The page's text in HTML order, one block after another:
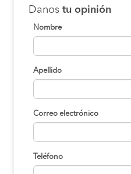
Danos tu opinión
Nombre
Apellido
Correo electrónico
Teléfono